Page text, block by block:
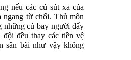
nếu các cú sút xa của
ngang từ chối. Thủ môn
những cú bay người đẩy
đều thay các tiền vệ
sân bãi như vậy không